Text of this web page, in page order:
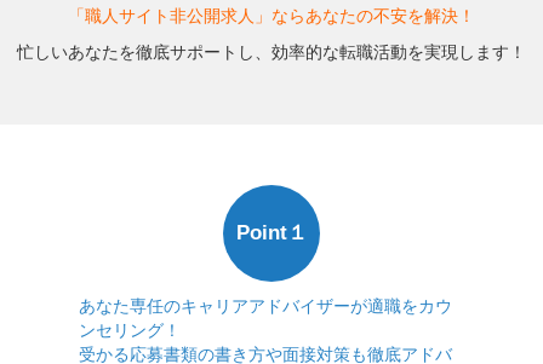
「職人サイト非公開求人」ならあなたの不安を解決！
忙しいあなたを徹底サポートし、効率的な転職活動を実現します！
Point１
あなた専任のキャリアアドバイザーが適職をカウ
ンセリング！
受かる応募書類の書き方や面接対策も徹底アドバ